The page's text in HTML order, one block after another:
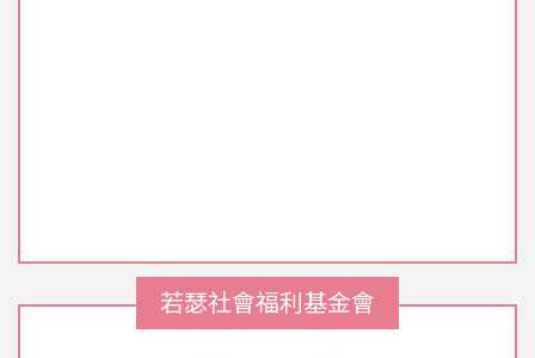
若瑟社會福利基金會